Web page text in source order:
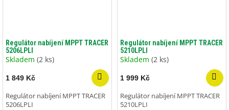
Regulátor nabíjení MPPT TRACER
5206LPLI
Skladem (2 ks)
1 849 Kč
Regulátor nabíjení MPPT TRACER
5206LPLI
Regulátor nabíjení MPPT TRACER
5210LPLI
Skladem (2 ks)
1 999 Kč
Regulátor nabíjení MPPT TRACER
5210LPLI